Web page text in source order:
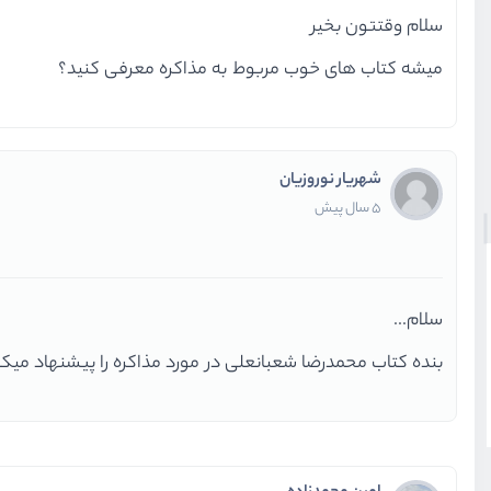
سلام وقتتون بخیر
میشه کتاب های خوب مربوط به مذاکره معرفی کنید؟
شهریار نوروزیان
5 سال پیش
سلام...
بنده کتاب محمدرضا شعبانعلی در مورد مذاکره را پیشنهاد